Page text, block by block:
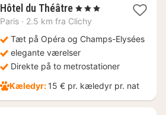
Hôtel du Théâtre1
nat
651
kr.
, 3 Stjerner
Paris · 2.5 km fra Clichy
Tæt på Opéra og Champs-Elysées
elegante værelser
Direkte på to metrostationer
Kæledyr: 15 € pr. kæledyr pr. nat